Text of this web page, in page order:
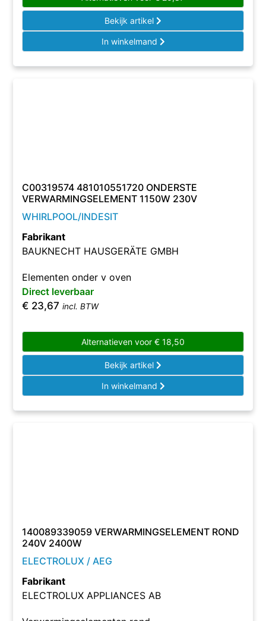
Bekijk artikel
In winkelmand
C00319574 481010551720 ONDERSTE
VERWARMINGSELEMENT 1150W 230V
WHIRLPOOL/INDESIT
Fabrikant
BAUKNECHT HAUSGERÄTE GMBH
Elementen onder v oven
Direct leverbaar
€ 23,67 incl. BTW
Alternatieven voor € 18,50
Bekijk artikel
In winkelmand
140089339059 VERWARMINGSELEMENT ROND
240V 2400W
ELECTROLUX / AEG
Fabrikant
ELECTROLUX APPLIANCES AB